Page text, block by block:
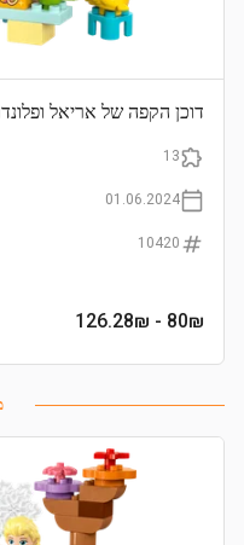
דוכן הקפה של אריאל
13
01.06.2024
10420
80₪
- 126.28₪